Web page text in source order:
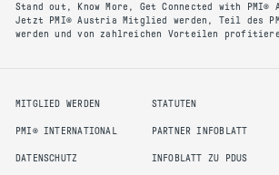
Stand out, Know More, Get Connected with PMI®
Jetzt PMI® Austria Mitglied werden, Teil des
werden und von zahlreichen Vorteilen
MITGLIED WERDEN
PMI® INTERNATIONAL
DATENSCHUTZ
STATUTEN
PARTNER INFOBLATT
INFOBLATT ZU PDUS